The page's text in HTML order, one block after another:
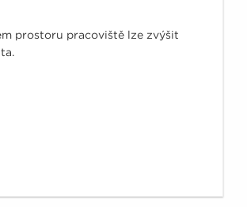
prostoru pracoviště lze zvýšit